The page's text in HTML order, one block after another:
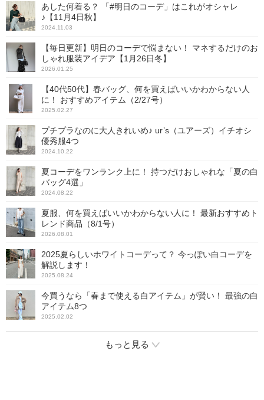
あした何着る？ 「#明日のコーデ」はこれがオシャレ
♪【11月4日秋】
2024.11.03
【毎日更新】明日のコーデで悩まない！ マネするだけのお
しゃれ服装アイデア【1月26日冬】
2026.01.25
【40代50代】春バッグ、何を買えばいいかわからない人
に！ おすすめアイテム（2/27号）
2025.02.27
プチプラなのに大人きれいめ♪ ur’s（ユアーズ）イチオシ
優秀服4つ
2024.10.22
夏コーデをワンランク上に！ 持つだけおしゃれな「夏の白
バッグ4選」
2024.08.22
夏服、何を買えばいいかわからない人に！ 最新おすすめト
レンド商品（8/1号）
2026.08.01
2025夏らしいホワイトコーデって？ 今っぽい白コーデを
解説します！
2025.08.24
今買うなら「春まで使える白アイテム」が賢い！ 最強の白
アイテム8つ
2025.02.02
もっと見る